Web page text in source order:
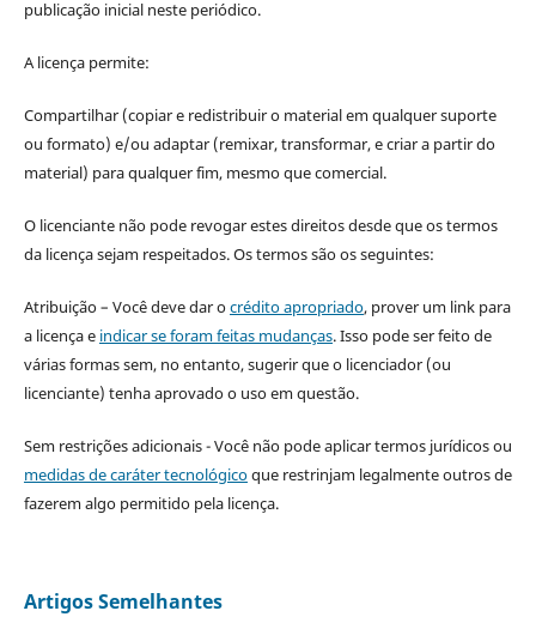
publicação inicial neste periódico.
A licença permite:
Compartilhar (copiar e redistribuir o material em qualquer suporte
ou formato) e/ou adaptar (remixar, transformar, e criar a partir do
material) para qualquer fim, mesmo que comercial.
O licenciante não pode revogar estes direitos desde que os termos
da licença sejam respeitados. Os termos são os seguintes:
Atribuição – Você deve dar ocrédito apropriado, prover um link para
a licença e indicar se foram feitas mudanças. Isso pode ser feito de
várias formas sem, no entanto, sugerir que o licenciador (ou
licenciante) tenha aprovado o uso em questão.
Sem restrições adicionais - Você não pode aplicar termos jurídicos ou
medidas de caráter tecnológicoque restrinjam legalmente outros de
fazerem algo permitido pela licença.
Artigos Semelhantes